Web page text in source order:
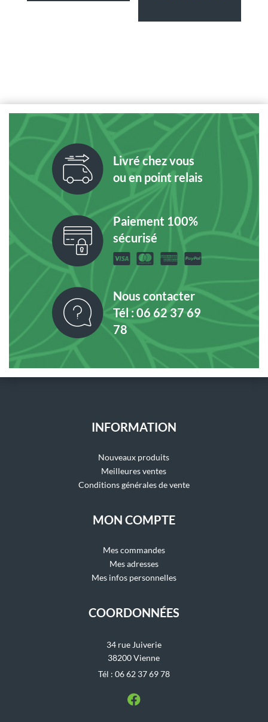
Livré chez vous
ou en point relais
Paiement 100%
sécurisé
Nous contacter
Tél : 06 62 37 69
78
INFORMATION
Nouveaux produits
Meilleures ventes
Conditions générales de vente
MON COMPTE
Mes commandes
Mes adresses
Mes infos personnelles
COORDONNÉES
34 rue Juiverie
38200 Vienne
Tél : 06 62 37 69 78